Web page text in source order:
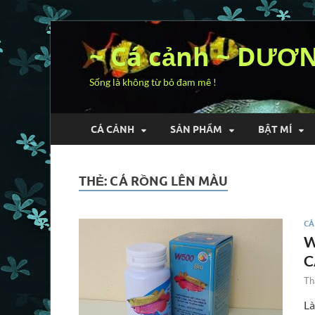
~ Cá cảnh ~
Sống là không từ bỏ đam mê !
CÁ CẢNH SẢN PHẨM BẬT MÍ
THẺ: CÁ RỒNG LÊN MÀU